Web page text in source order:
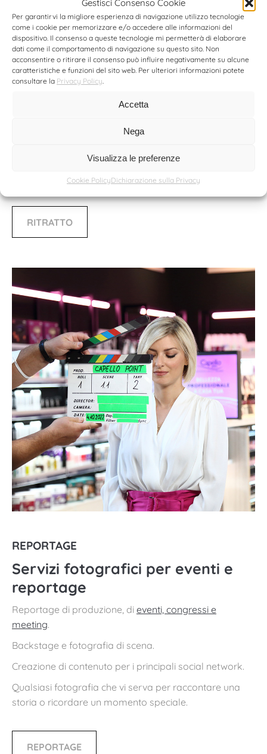
Gestisci Consenso Cookie
Per garantirvi la migliore esperienza di navigazione utilizzo tecnologie
come i cookie per memorizzare e/o accedere alle informazioni del
dispositivo. Il consenso a queste tecnologie mi permetterà di elaborare
dati come il comportamento di navigazione su questo sito. Non
acconsentire o ritirare il consenso può influire negativamente su alcune
caratteristiche e funzioni del sito web. Per ulteriori informazioni potete
consultare la Privacy Policy.
Accetta
Nega
Visualizza le preferenze
Cookie PolicyDichiarazione sulla Privacy
un’immagine professionale per promuoversi o da
inviare ad agenzie e casting *
*alcuni book fotografici comprendono ilmake-up, nel
caso tu abbia un make up artist di fiducia dovrai
comunicarmelo al momento della prenotazione!
ricordo, per avere un ricordo speciale di te e dei tuoi
alla nostra fantasia.
Ritratti aziendali.
RITRATTO
REPORTAGE
Servizi fotografici per eventi e
reportage
Reportage di produzione, di eventi, congressi e
meeting.
Backstage e fotografia di scena.
Creazione di contenuto per i principali social network.
Qualsiasi fotografia che vi serva per raccontare una
storia o ricordare un momento speciale.
REPORTAGE